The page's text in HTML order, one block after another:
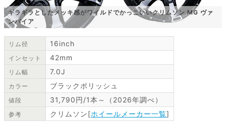
ギラギラとしたメッキ感がワイルドでかっこいいクリムソン MG ヴァ
ンパイア
リム径 16inch
インセット 42mm
リム幅 7.0J
カラー ブラックポリッシュ
値段 31,790円/1本～（2026年調べ）
参考 クリムソン[ホイールメーカー一覧]